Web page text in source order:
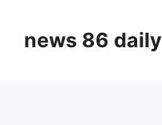
contentnews 86 daily